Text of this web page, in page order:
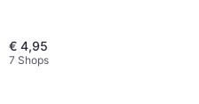
€ 4,95
7 Shops